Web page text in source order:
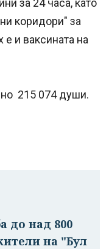
за 24 часа, като
коридори" за
е и ваксината на
215 074 души.
до над 800
на "Бул